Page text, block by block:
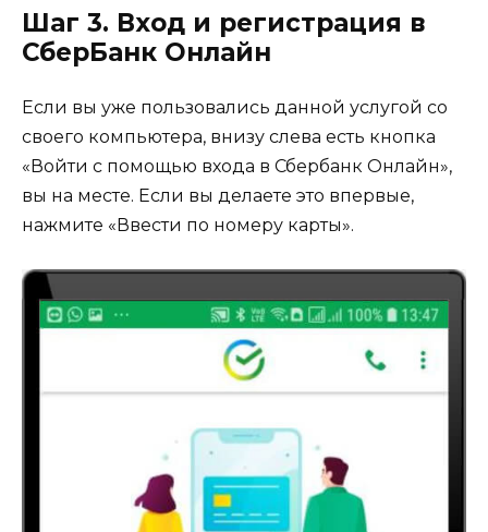
Шаг 3. Вход и регистрация в
СберБанк Онлайн
Если вы уже пользовались данной услугой со
своего компьютера, внизу слева есть кнопка
«Войти с помощью входа в Сбербанк Онлайн»,
вы на месте. Если вы делаете это впервые,
нажмите «Ввести по номеру карты».